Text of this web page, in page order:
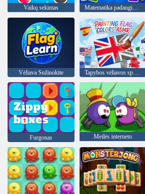
Vaikų sekimas Matematika padaugink du
Vėliava Sužinokite Tapybos vėliavos spalvos ASMR
Furgonas Meilės interneto